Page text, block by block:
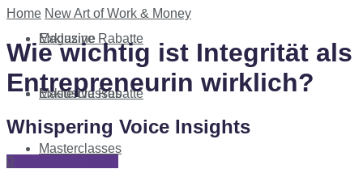
Exklusive Rabatte
Masterclasses
SUBSCRIBE NOW
Magazine
Exklusive Rabatte
Masterclasses
Home New Art of Work & Money
Wie wichtig ist Integrität als
Entrepreneurin wirklich?
Whispering Voice Insights
0